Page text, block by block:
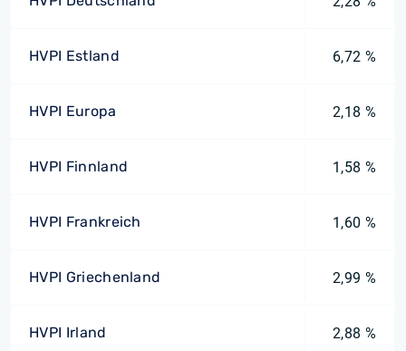
HVPI Estland 6,72 %
HVPI Europa 2,18 %
HVPI Finnland 1,58 %
HVPI Frankreich 1,60 %
HVPI Griechenland 2,99 %
HVPI Irland 2,88 %